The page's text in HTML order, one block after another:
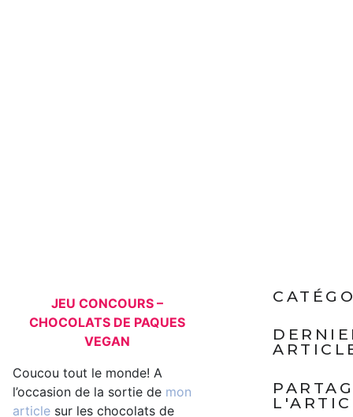
JEU CONCOURS –
CHOCOLATS DE PAQUES
VEGAN
Coucou tout le monde! A
l’occasion de la sortie de mon
article sur les chocolats de